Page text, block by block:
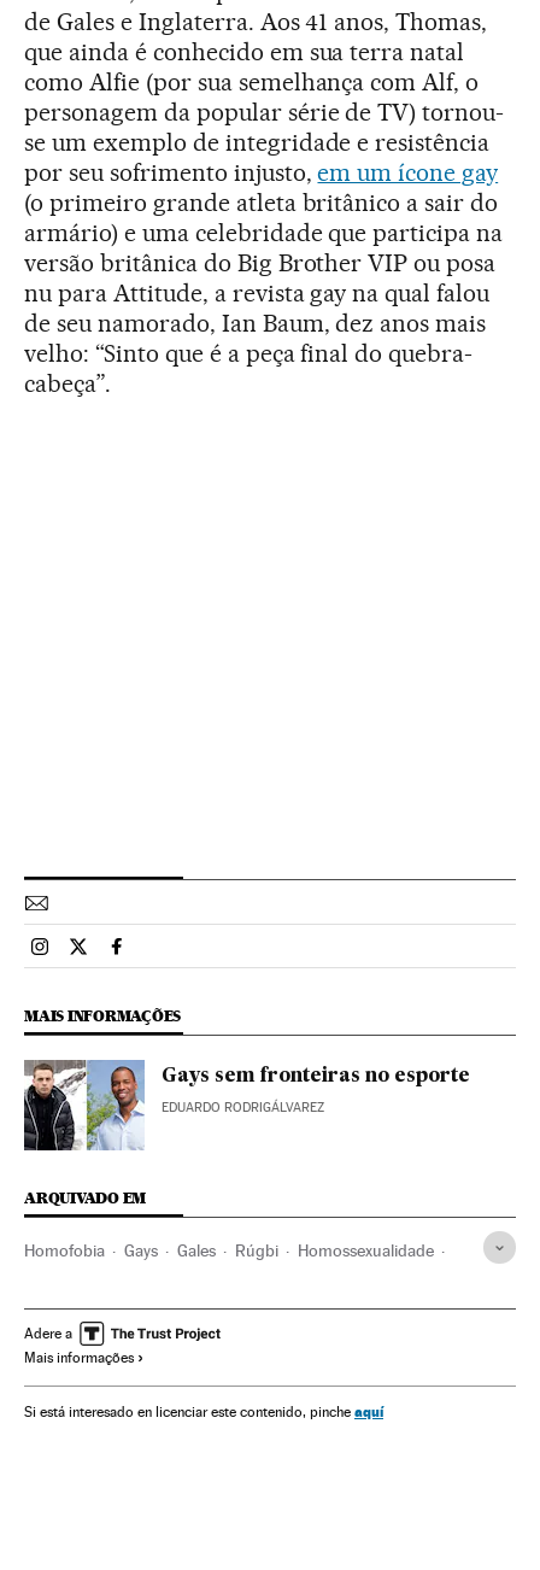
de Gales e Inglaterra. Aos 41 anos, Thomas,
que ainda é conhecido em sua terra natal
como Alfie (por sua semelhança com Alf, o
personagem da popular série de TV) tornou-
se um exemplo de integridade e resistência
por seu sofrimento injusto,em um ícone gay
(o primeiro grande atleta britânico a sair do
armário) e uma celebridade que participa na
versão britânica do Big Brother VIP ou posa
nu para Attitude, a revista gay na qual falou
de seu namorado, Ian Baum, dez anos mais
velho: “Sinto que é a peça final do quebra-
cabeça”.
Esportes El País Brasil en Instagram
Esportes El País Brasil en Twitter
Esportes El País Brasil en Facebook
MAIS INFORMAÇÕES
Gays sem fronteiras no esporte
EDUARDO RODRIGÁLVAREZ
ARQUIVADO EM
Homofobia Gays Gales Rúgbi Homossexualidade
Grupos sociais Europa Ocidental
Preconceitos
Sexualidade Sociedade Icon
Adere a
Mais informações
Si está interesado en licenciar este contenido, pinche aquí